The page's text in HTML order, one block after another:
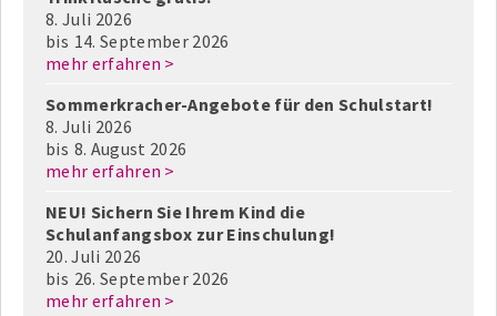
8. Juli 2026
bis 14. September 2026
mehr erfahren >
Sommerkracher-Angebote für den Schulstart!
8. Juli 2026
bis 8. August 2026
mehr erfahren >
NEU! Sichern Sie Ihrem Kind die
Schulanfangsbox zur Einschulung!
20. Juli 2026
bis 26. September 2026
mehr erfahren >